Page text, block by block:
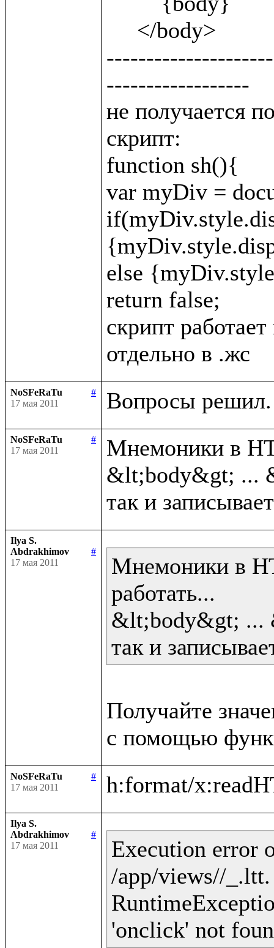
------------------
не получается
скрипт:
function sh(){
var myDiv =
else
return false;
скрипт
NoSFeRaTu
#
17 мая 2011
NoSFeRaTu
#
17 мая 2011
Мнемоники в
&lt;body&gt; ...
Ilya S.
Abdrakhimov
#
17 мая 2011
Мнемоники в
работать...
&lt;body&gt; ...
так и
Получайте
NoSFeRaTu
#
17 мая 2011
Ilya S.
Abdrakhimov
#
17 мая 2011
Execution error
/app/views//
'onclick' not